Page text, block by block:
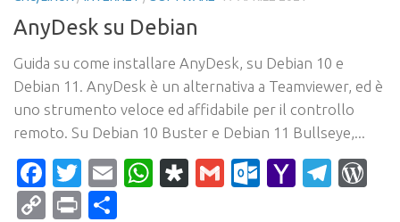
AnyDesk su Debian
Guida su come installare AnyDesk, su Debian 10 e
Debian 11. AnyDesk è un alternativa a Teamviewer, ed è
uno strumento veloce ed affidabile per il controllo
remoto. Su Debian 10 Buster e Debian 11 Bullseye,...
Facebook
Twitter
EmailWhatsApp
Diaspora
Gmail Yahoo
CopyPrint